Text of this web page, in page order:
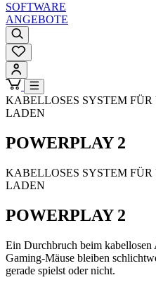
SOFTWARE
ANGEBOTE
KABELLOSES SYSTEM
LADEN
POWERPLAY 2
KABELLOSES SYSTEM
LADEN
POWERPLAY 2
Ein Durchbruch beim
Gaming-Mäuse bleiben
gerade spielst oder nicht.